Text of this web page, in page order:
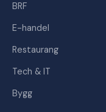
BRF
E-handel
Restaurang
Tech & IT
Bygg